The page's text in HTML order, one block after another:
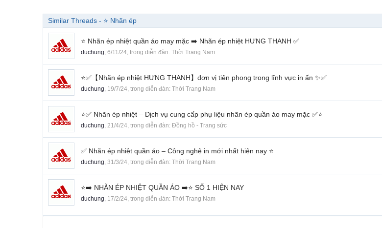
Similar Threads - ⭐️ Nhãn ép
⭐️ Nhãn ép nhiệt quần áo may mặc ➡️ Nhãn ép nhiệt HƯNG THANH ✅
duchung, 6/11/24, trong diễn đàn: Thời Trang Nam
⭐️✅【Nhãn ép nhiệt HƯNG THANH】đơn vị tiên phong trong lĩnh vực in ấn ✨✅
duchung, 19/7/24, trong diễn đàn: Thời Trang Nam
⭐️✅ Nhãn ép nhiệt – Dịch vụ cung cấp phụ liệu nhãn ép quần áo may mặc ✅⭐️
duchung, 21/4/24, trong diễn đàn: Đồng hồ - Trang sức
✅ Nhãn ép nhiệt quần áo – Công nghệ in mới nhất hiện nay ⭐️
duchung, 31/3/24, trong diễn đàn: Thời Trang Nam
⭐️➡️ NHÃN ÉP NHIỆT QUẦN ÁO ➡️⭐️ SỐ 1 HIỆN NAY
duchung, 17/2/24, trong diễn đàn: Thời Trang Nam